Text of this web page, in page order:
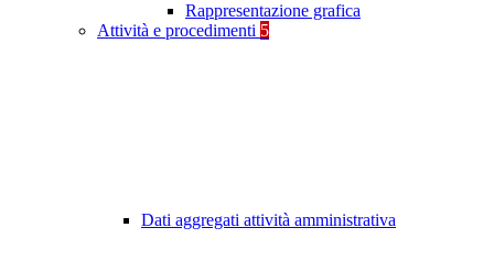
Rappresentazione grafica
Attività e procedimenti 5
Dati aggregati attività amministrativa